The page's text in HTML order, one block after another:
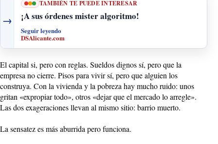
→
TAMBIÉN TE PUEDE INTERESAR
¡A sus órdenes mister algoritmo!
Seguir leyendo
DSAlicante.com
El capital si, pero con reglas. Sueldos dignos sí, pero que la
empresa no cierre. Pisos para vivir sí, pero que alguien los
construya. Con la vivienda y la pobreza hay mucho ruido: unos
gritan «expropiar todo», otros «dejar que el mercado lo arregle».
Las dos exageraciones llevan al mismo sitio: barrio muerto.
La sensatez es más aburrida pero funciona.